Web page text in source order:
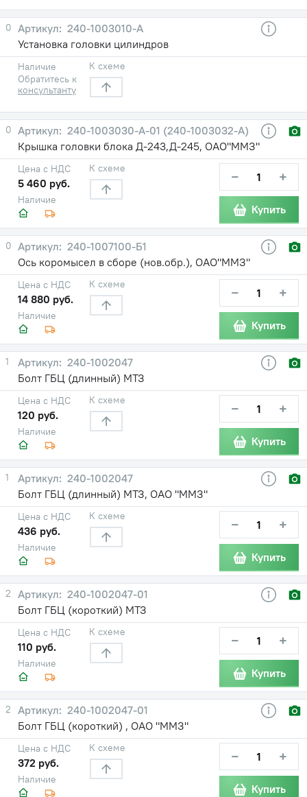
0
240-1003010-А
Установка головки цилиндров
Наличие
Обратитесь к
консультанту
К схеме
0
240-1003030-А-01 (240-1003032-А)
Крышка головки блока Д-243,Д-245, ОАО"ММЗ"
Наличие
Цена с НДС
5 460 руб.
К схеме − +
Купить
0
240-1007100-Б1
Ось коромысел в сборе (нов.обр.), ОАО"ММЗ"
Наличие
Цена с НДС
14 880 руб.
К схеме − +
Купить
1
240-1002047
Болт ГБЦ (длинный) МТЗ
Наличие
Цена с НДС
120 руб.
К схеме − +
Купить
1
240-1002047
Болт ГБЦ (длинный) МТЗ, ОАО "ММЗ"
Наличие
Цена с НДС
436 руб.
К схеме − +
Купить
2
240-1002047-01
Болт ГБЦ (короткий) МТЗ
Наличие
Цена с НДС
110 руб.
К схеме − +
Купить
2
240-1002047-01
Болт ГБЦ (короткий) , ОАО "ММЗ"
Наличие
Цена с НДС
372 руб.
К схеме − +
Купить